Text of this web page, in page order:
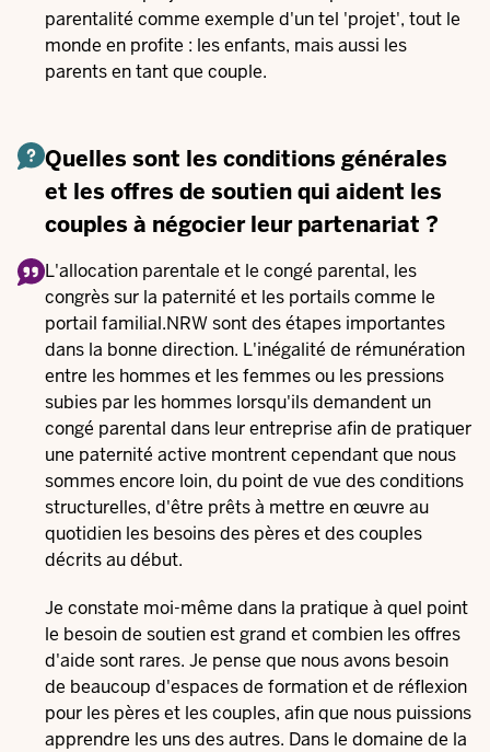
parentalité comme exemple d'un tel 'projet', tout le
monde en profite : les enfants, mais aussi les
parents en tant que couple.
Quelles sont les conditions générales
et les offres de soutien qui aident les
couples à négocier leur partenariat ?
L'allocation parentale et le congé parental, les
congrès sur la paternité et les portails comme le
portail familial.NRW sont des étapes importantes
dans la bonne direction. L'inégalité de rémunération
entre les hommes et les femmes ou les pressions
subies par les hommes lorsqu'ils demandent un
congé parental dans leur entreprise afin de pratiquer
une paternité active montrent cependant que nous
sommes encore loin, du point de vue des conditions
structurelles, d'être prêts à mettre en œuvre au
quotidien les besoins des pères et des couples
décrits au début.
Je constate moi-même dans la pratique à quel point
le besoin de soutien est grand et combien les offres
d'aide sont rares. Je pense que nous avons besoin
de beaucoup d'espaces de formation et de réflexion
pour les pères et les couples, afin que nous puissions
apprendre les uns des autres. Dans le domaine de la